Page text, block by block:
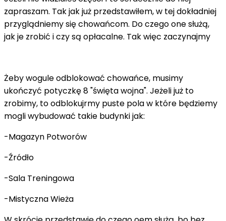
zapraszam. Tak jak już przedstawiłem, w tej dokładniej
przyglądniemy się chowańcom. Do czego one służą,
jak je zrobić i czy są opłacalne. Tak więc zaczynajmy
Żeby wogule odblokować chowańce, musimy
ukończyć potyczkę 8 "święta wojna". Jeżeli już to
zrobimy, to odblokujrmy puste pola w które będziemy
mogli wybudować takie budynki jak:
-Magazyn Potworów
-Źródło
-Sala Treningowa
-Mistyczna Wieża